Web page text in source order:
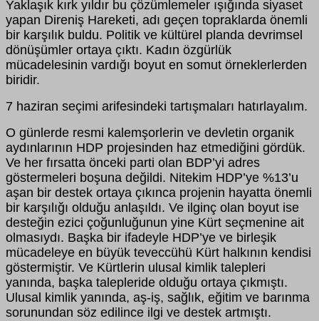
Yaklaşık kırk yıldır bu çözümlemeler ışığında siyaset
yapan Direniş Hareketi, adı geçen topraklarda önemli
bir karşılık buldu. Politik ve kültürel planda devrimsel
dönüşümler ortaya çıktı. Kadın özgürlük
mücadelesinin vardığı boyut en somut örneklerlerden
biridir.
7 haziran seçimi arifesindeki tartışmaları hatırlayalım.
O günlerde resmi kalemşorlerin ve devletin organik
aydınlarının HDP projesinden haz etmediğini gördük.
Ve her fırsatta önceki parti olan BDP’yi adres
göstermeleri boşuna değildi. Nitekim HDP’ye %13’u
aşan bir destek ortaya çıkınca projenin hayatta önemli
bir karşılığı olduğu anlaşıldı. Ve ilginç olan boyut ise
desteğin ezici çoğunluğunun yine Kürt seçmenine ait
olmasıydı. Başka bir ifadeyle HDP’ye ve birleşik
mücadeleye en büyük teveccühü Kürt halkının kendisi
göstermiştir. Ve Kürtlerin ulusal kimlik talepleri
yanında, başka talepleride olduğu ortaya çıkmıştı.
Ulusal kimlik yanında, aş-iş, sağlık, eğitim ve barınma
sorunundan söz edilince ilgi ve destek artmıştı.